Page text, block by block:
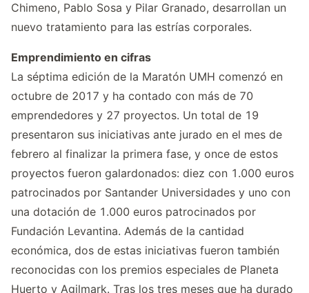
Chimeno, Pablo Sosa y Pilar Granado, desarrollan un
nuevo tratamiento para las estrías corporales.
Emprendimiento en cifras
La séptima edición de la Maratón UMH comenzó en
octubre de 2017 y ha contado con más de 70
emprendedores y 27 proyectos. Un total de 19
presentaron sus iniciativas ante jurado en el mes de
febrero al finalizar la primera fase, y once de estos
proyectos fueron galardonados: diez con 1.000 euros
patrocinados por Santander Universidades y uno con
una dotación de 1.000 euros patrocinados por
Fundación Levantina. Además de la cantidad
económica, dos de estas iniciativas fueron también
reconocidas con los premios especiales de Planeta
Huerto y Agilmark. Tras los tres meses que ha durado